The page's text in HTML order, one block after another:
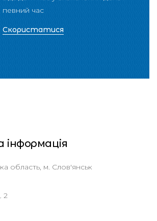
певний час
Скористатися
область, м. Слов'янськ
2